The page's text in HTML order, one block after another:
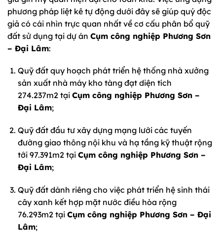
phương pháp liệt kê tự động dưới đây sẽ giúp quý độc
giả có cái nhìn trực quan nhất về cơ cấu phân bổ quỹ
đất sử dụng tại dự án Cụm công nghiệp Phương Sơn
– Đại Lâm:
Quỹ đất quy hoạch phát triển hệ thống nhà xưởng
sản xuất nhà máy kho tàng đạt diện tích
274.237m2 tại Cụm công nghiệp Phương Sơn –
Đại Lâm;
Quỹ đất đầu tư xây dựng mạng lưới các tuyến
đường giao thông nội khu và hạ tầng kỹ thuật rộng
tới 97.391m2 tại Cụm công nghiệp Phương Sơn –
Đại Lâm;
Quỹ đất dành riêng cho việc phát triển hệ sinh thái
cây xanh kết hợp mặt nước điều hòa rộng
76.293m2 tại Cụm công nghiệp Phương Sơn – Đại
Lâm;